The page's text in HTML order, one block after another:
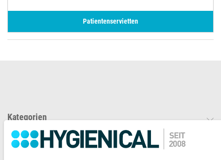
Patientenservietten
Kategorien
Mein Konto